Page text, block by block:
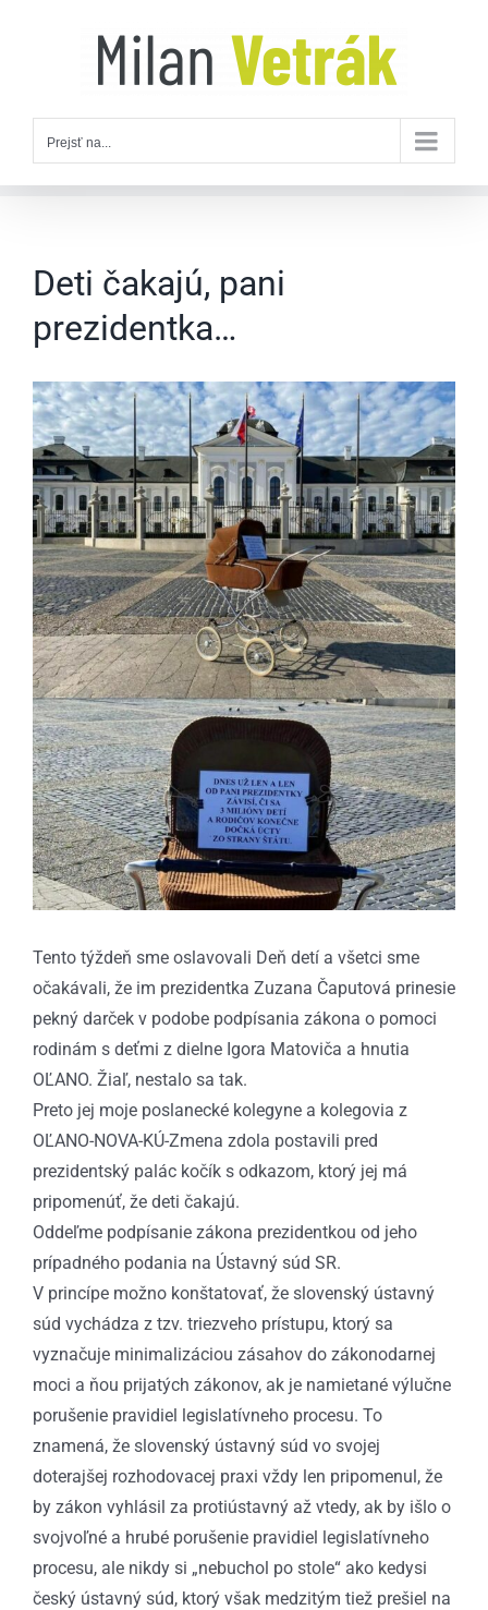
Prejsť na...
Deti čakajú, pani
prezidentka…
Zobraziť
väčší
obrázok
Tento týždeň sme oslavovali Deň detí a všetci sme
očakávali, že im prezidentka Zuzana Čaputová prinesie
pekný darček v podobe podpísania zákona o pomoci
rodinám s deťmi z dielne Igora Matoviča a hnutia
OĽANO. Žiaľ, nestalo sa tak.
Preto jej moje poslanecké kolegyne a kolegovia z
OĽANO-NOVA-KÚ-Zmena zdola postavili pred
prezidentský palác kočík s odkazom, ktorý jej má
pripomenúť, že deti čakajú.
Oddeľme podpísanie zákona prezidentkou od jeho
prípadného podania na Ústavný súd SR.
V princípe možno konštatovať, že slovenský ústavný
súd vychádza z tzv. triezveho prístupu, ktorý sa
vyznačuje minimalizáciou zásahov do zákonodarnej
moci a ňou prijatých zákonov, ak je namietané výlučne
porušenie pravidiel legislatívneho procesu. To
znamená, že slovenský ústavný súd vo svojej
doterajšej rozhodovacej praxi vždy len pripomenul, že
by zákon vyhlásil za protiústavný až vtedy, ak by išlo o
svojvoľné a hrubé porušenie pravidiel legislatívneho
procesu, ale nikdy si „nebuchol po stole“ ako kedysi
český ústavný súd, ktorý však medzitým tiež prešiel na